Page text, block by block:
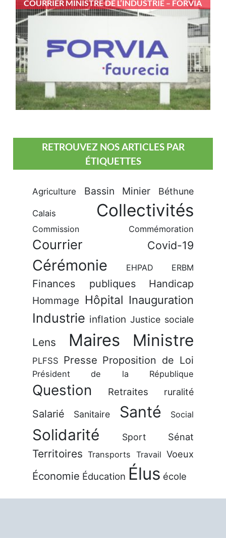
COURRIER MINISTRE DE L’INDUSTRIE – FORVIA
RETROUVEZ NOS ARTICLES PAR
ÉTIQUETTES
Agriculture Bassin Minier Béthune
Calais Collectivités
Commission Commémoration
Courrier Covid-19
Cérémonie EHPAD ERBM
Finances publiques Handicap
Hommage Hôpital Inauguration
Industrie inflation Justice sociale
Lens Maires Ministre
PLFSS Presse Proposition de Loi
Président de la République
Question Retraites ruralité
Salarié Sanitaire Santé Social
Solidarité Sport Sénat
Territoires Transports Travail Voeux
Économie Éducation Élus école